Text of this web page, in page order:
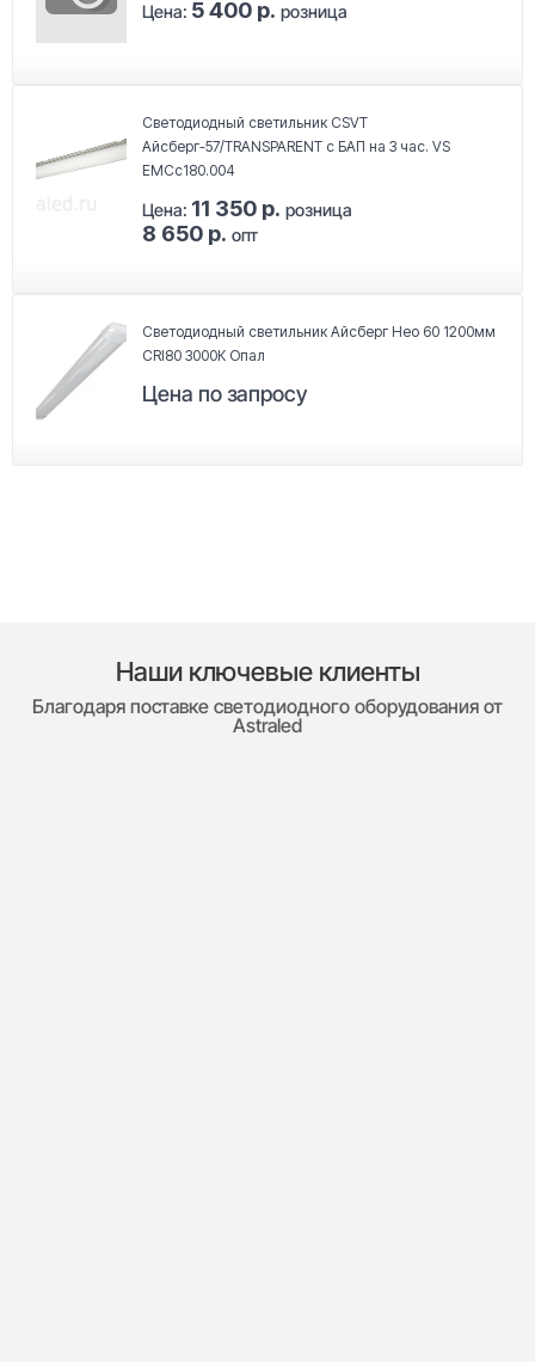
Цена: 5 400 р. розница
Светодиодный светильник CSVT
Айсберг-57/TRANSPARENT с БАП на 3 час. VS
EMCc180.004
Цена: 11 350 р. розница
8 650 р. опт
Светодиодный светильник Айсберг Нео 60 1200мм
CRI80 3000К Опал
Цена по запросу
Наши ключевые клиенты
Благодаря поставке светодиодного оборудования от
Astraled